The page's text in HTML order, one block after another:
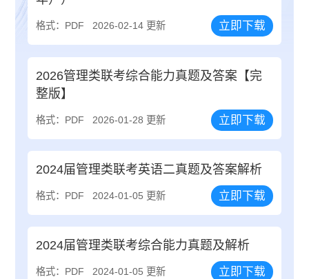
格式：PDF 2026-02-14 更新 立即下载
2026管理类联考综合能力真题及答案【完
整版】
格式：PDF 2026-01-28 更新 立即下载
2024届管理类联考英语二真题及答案解析
格式：PDF 2024-01-05 更新 立即下载
2024届管理类联考综合能力真题及解析
格式：PDF 2024-01-05 更新 立即下载